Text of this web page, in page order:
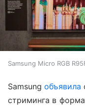
Samsung Micro RGB
Samsungобъявила
стриминга в